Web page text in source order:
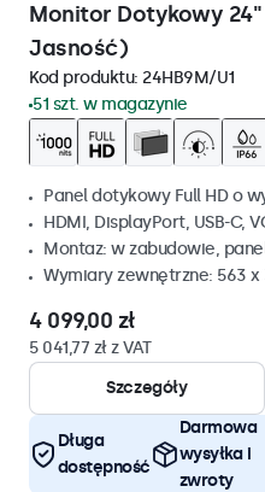
Monitor Dotykowy
Jasność)
Kod produktu: 24HB9M/U1
51 szt. w magazynie
Panel dotykowy Full HD o
HDMI, DisplayPort, USB-C,
Montaz: w zabudowie,
Wymiary zewnętrzne: 563 x
4 099,00 zł
5 041,77 zł z VAT
Szczegóły
Długa
dostępność
Darmowa
wysyłka i
zwroty